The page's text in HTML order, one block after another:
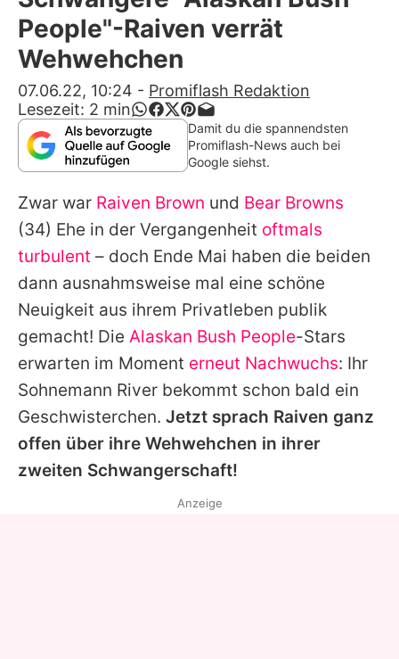
Alle Themen auf Promiflash
App runterladen
Team
Redaktionelle Richtlinien
Impressum
Datenschutzerklärung
Nutzungsbedingungen
Utiq verwalten
People"-Raiven verrät
Wehwehchen
07.06.22, 10:24 - Promiflash Redaktion
Lesezeit: 2 min
Damit du die spannendsten
Promiflash-News auch bei
Google siehst.
Zwar war Raiven Brown und Bear Browns
(34) Ehe in der Vergangenheit oftmals
turbulent – doch Ende Mai haben die beiden
dann ausnahmsweise mal eine schöne
Neuigkeit aus ihrem Privatleben publik
gemacht! Die Alaskan Bush People-Stars
erwarten im Moment erneut Nachwuchs: Ihr
Sohnemann River bekommt schon bald ein
Geschwisterchen. Jetzt sprach Raiven ganz
offen über ihre Wehwehchen in ihrer
zweiten Schwangerschaft!
Anzeige